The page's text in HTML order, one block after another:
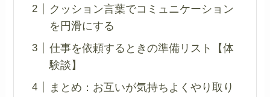
クッション言葉でコミュニケーション
を円滑にする
仕事を依頼するときの準備リスト【体
験談】
まとめ：お互いが気持ちよくやり取り